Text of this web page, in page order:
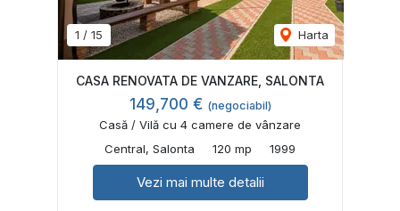
1 / 15 Harta
CASA RENOVATA DE VANZARE, SALONTA
149,700 € (negociabil)
Casă / Vilă cu 4 camere de vânzare
Central, Salonta
120 mp 1999
Vezi mai multe detalii